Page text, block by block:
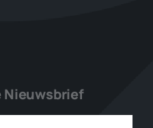
Nieuwsbrief